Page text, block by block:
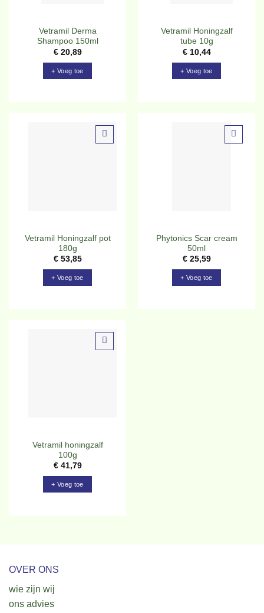
Vetramil Derma
Shampoo 150ml
€20,89
+ Voeg toe
Vetramil Honingzalf
tube 10g
€10,44
+ Voeg toe
Vetramil Honingzalf pot
180g
€53,85
+ Voeg toe
Phytonics Scar cream
50ml
€25,59
+ Voeg toe
Vetramil honingzalf
100g
€41,79
+ Voeg toe
OVER ONS
wie zijn wij
ons advies